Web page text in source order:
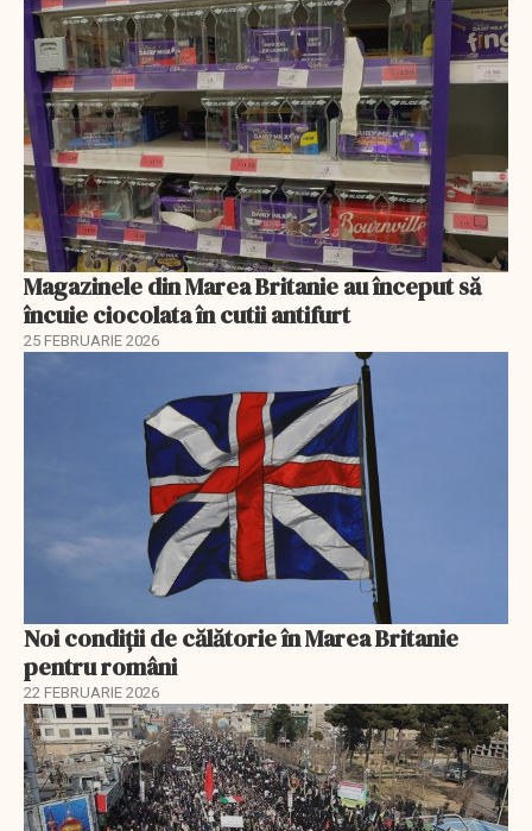
Magazinele din Marea Britanie au început să
încuie ciocolata în cutii antifurt
25 FEBRUARIE 2026
Noi condiții de călătorie în Marea Britanie
pentru români
22 FEBRUARIE 2026